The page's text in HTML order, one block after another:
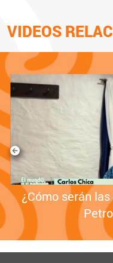
VIDEOS
¿Cómo serán